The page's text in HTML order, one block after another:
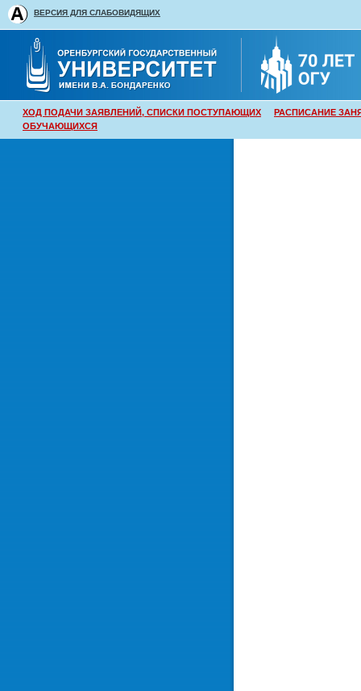
ВЕРСИЯ ДЛЯ СЛАБОВИДЯЩИХ
ХОД ПОДАЧИ ЗАЯВЛЕНИЙ, СПИСКИ ПОСТУПАЮЩИХ
РАСПИСАНИЕ
ОБУЧАЮЩИХСЯ